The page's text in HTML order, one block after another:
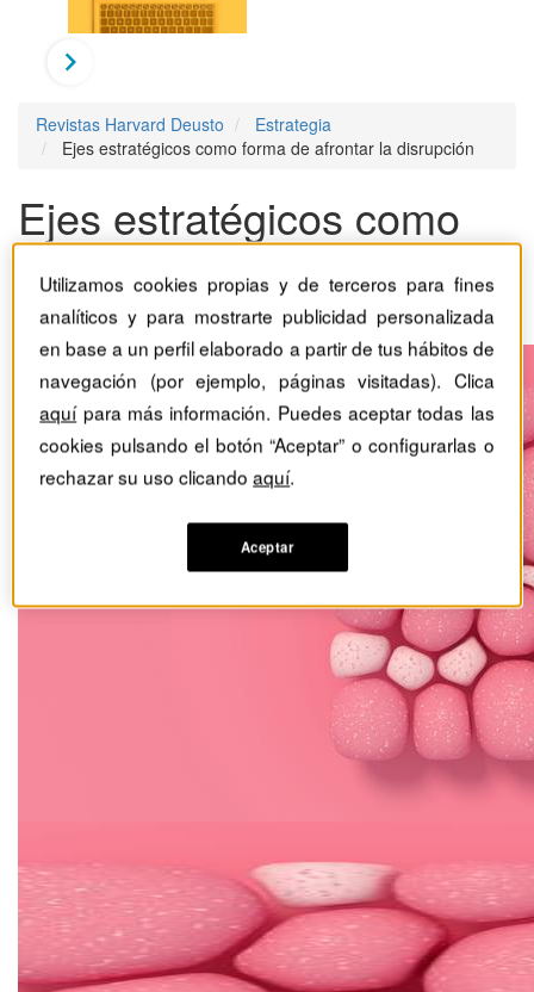
Revistas Harvard Deusto
Estrategia
Ejes estratégicos como forma de afrontar la disrupción
Ejes estratégicos como
forma de afrontar la
disrupción
Utilizamos cookies propias y de terceros para fines
analíticos y para mostrarte publicidad personalizada
en base a un perfil elaborado a partir de tus hábitos de
navegación (por ejemplo, páginas visitadas). Clica
aquípara más información. Puedes aceptar todas las
cookies pulsando el botón “Aceptar” o configurarlas o
rechazar su uso clicandoaquí.
Aceptar